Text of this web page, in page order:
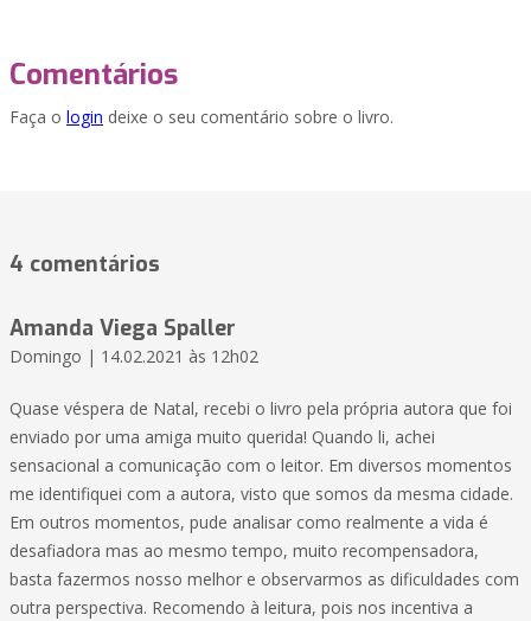
Comentários
Faça o login deixe o seu comentário sobre o livro.
4 comentários
Amanda Viega Spaller
Domingo | 14.02.2021 às 12h02
Quase véspera de Natal, recebi o livro pela própria autora que foi
enviado por uma amiga muito querida! Quando li, achei
sensacional a comunicação com o leitor. Em diversos momentos
me identifiquei com a autora, visto que somos da mesma cidade.
Em outros momentos, pude analisar como realmente a vida é
desafiadora mas ao mesmo tempo, muito recompensadora,
basta fazermos nosso melhor e observarmos as dificuldades com
outra perspectiva. Recomendo à leitura, pois nos incentiva a